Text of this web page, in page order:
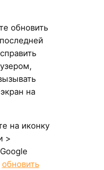
обновить
на
на иконку
>
обновить